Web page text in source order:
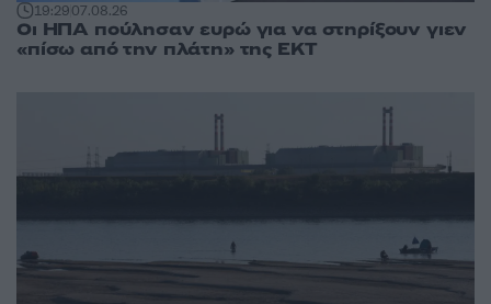
19:2907.08.26
Οι ΗΠΑ πούλησαν ευρώ για να στηρίξουν γιεν
«πίσω από την πλάτη» της ΕΚΤ